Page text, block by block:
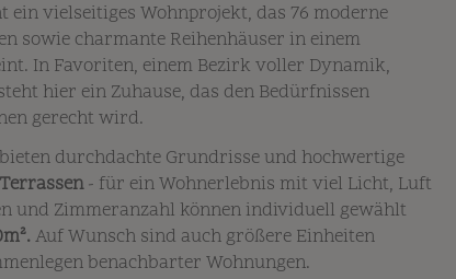
vielseitiges Wohnprojekt, das 76 moderne
sowie charmante Reihenhäuser in einem
In Favoriten, einem Bezirk voller Dynamik,
hier ein Zuhause, das den Bedürfnissen
gerecht wird.
durchdachte Grundrisse und hochwertige
- für ein Wohnerlebnis mit viel Licht, Luft
und Zimmeranzahl können individuell gewählt
Auf Wunsch sind auch größere Einheiten
benachbarter Wohnungen.